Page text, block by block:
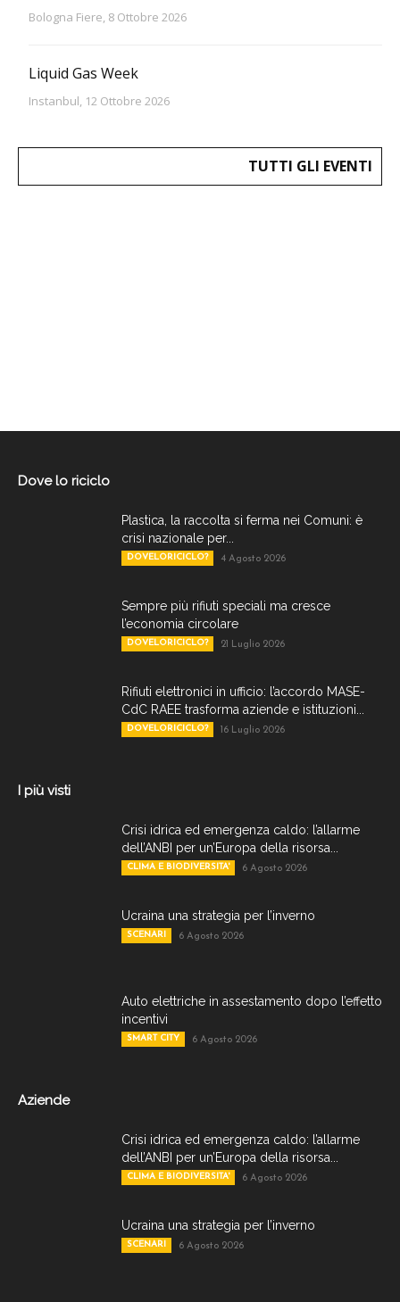
Bologna Fiere, 8 Ottobre 2026
Liquid Gas Week
Instanbul, 12 Ottobre 2026
TUTTI GLI EVENTI
Dove lo riciclo
Plastica, la raccolta si ferma nei Comuni: è
crisi nazionale per...
DOVELORICICLO? 4 Agosto 2026
Sempre più rifiuti speciali ma cresce
l’economia circolare
DOVELORICICLO? 21 Luglio 2026
Rifiuti elettronici in ufficio: l’accordo MASE-
CdC RAEE trasforma aziende e istituzioni...
DOVELORICICLO? 16 Luglio 2026
I più visti
Crisi idrica ed emergenza caldo: l’allarme
dell’ANBI per un’Europa della risorsa...
CLIMA E BIODIVERSITA' 6 Agosto 2026
Ucraina una strategia per l’inverno
SCENARI 6 Agosto 2026
Auto elettriche in assestamento dopo l’effetto
incentivi
SMART CITY 6 Agosto 2026
Aziende
Crisi idrica ed emergenza caldo: l’allarme
dell’ANBI per un’Europa della risorsa...
CLIMA E BIODIVERSITA' 6 Agosto 2026
Ucraina una strategia per l’inverno
SCENARI 6 Agosto 2026